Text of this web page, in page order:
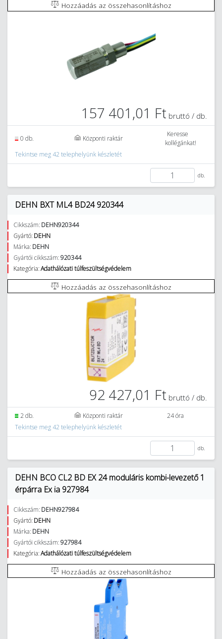
Hozzáadás az összehasonlításhoz
157 401,01 Ft bruttó / db.
0 db. Központi raktár
Keresse
kollégánkat!
Tekintse meg 42 telephelyünk készletét
db.
DEHN BXT ML4 BD24 920344
Cikkszám: DEHN920344
Gyártó: DEHN
Márka: DEHN
Gyártói cikkszám:920344
Kategória:Adathálózati túlfeszültségvédelem
Hozzáadás az összehasonlításhoz
92 427,01 Ft bruttó / db.
2 db. Központi raktár
24 óra
Tekintse meg 42 telephelyünk készletét
db.
DEHN BCO CL2 BD EX 24 moduláris kombi-levezető 1
érpárra Ex ia 927984
Cikkszám: DEHN927984
Gyártó: DEHN
Márka: DEHN
Gyártói cikkszám:927984
Kategória:Adathálózati túlfeszültségvédelem
Hozzáadás az összehasonlításhoz